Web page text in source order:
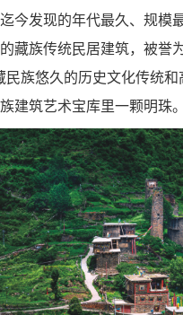
今发现的年代最久、规模
藏族传统民居建筑，被誉
民族悠久的历史文化传统和
建筑艺术宝库里一颗明珠。